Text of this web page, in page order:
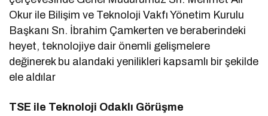
Okur ile Bilişim ve Teknoloji Vakfı Yönetim Kurulu
Başkanı Sn. İbrahim Çamkerten ve beraberindeki
heyet, teknolojiye dair önemli gelişmelere
değinerek bu alandaki yenilikleri kapsamlı bir şekilde
ele aldılar
TSE ile Teknoloji Odaklı Görüşme